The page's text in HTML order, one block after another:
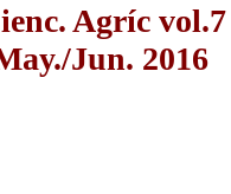
Agríc vol.7
Jun. 2016